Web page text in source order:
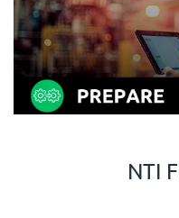
NTI